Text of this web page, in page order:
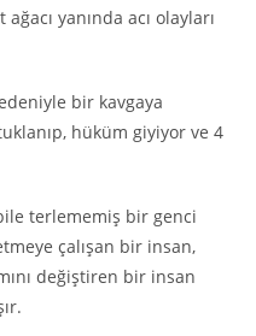
yanında acı olayları
bir kavgaya
hüküm giyiyor ve 4
terlememiş bir genci
çalışan bir insan,
değiştiren bir insan